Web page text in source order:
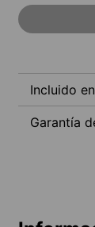
Incluido
Garantía